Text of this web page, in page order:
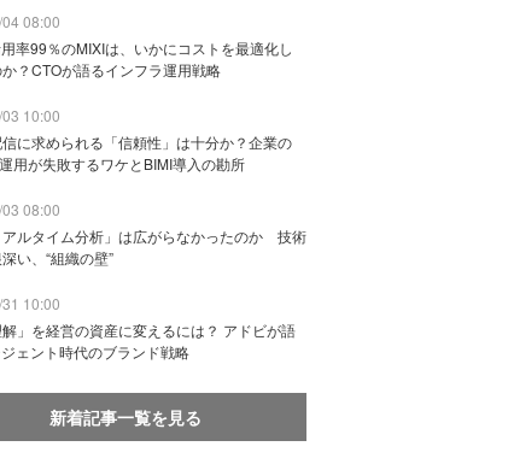
08:00
率99％のMIXIは、いかにコストを最適化し
？CTOが語るインフラ運用戦略
10:00
信に求められる「信頼性」は十分か？企業の
用が失敗するワケとBIMI導入の勘所
08:00
ルタイム分析」は広がらなかったのか 技術
い、“組織の壁”
10:00
解」を経営の資産に変えるには？ アドビが語
ェント時代のブランド戦略
新着記事一覧を見る